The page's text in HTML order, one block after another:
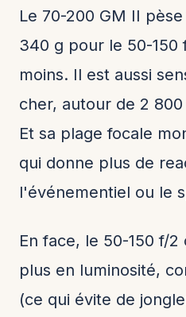
Le 70-200 GM II
340 g pour le 50-
moins. Il est aussi
cher, autour de 2
Et sa plage focale
qui donne plus de
l'événementiel ou le
En face, le 50-150 f/
plus en luminosité,
(ce qui évite de